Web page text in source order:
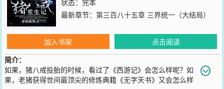
状态：完本
最新章节： 第三百八十五章 三界统一（大结局）
加入书架
点击阅读
简介：
如果，猪八戒投胎的时候，看过了《西游记》会怎么样呢？如
果，老猪获得世间最顶尖的修炼典籍《无字天书》又会怎么样